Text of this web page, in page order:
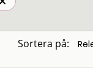
Sortera på: